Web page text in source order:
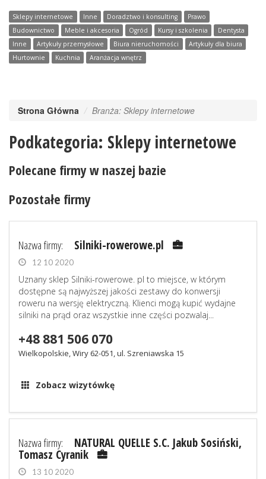
Sklepy internetowe Inne Doradztwo i konsulting
Prawo
Budownictwo
Meble i akcesoria Ogród Kursy i szkolenia
Dentysta
Inne
Artykuły przemysłowe Biura nieruchomości
Artykuły dla biura
Hurtownie
Kuchnia Aranżacja wnętrz
Strona Główna Branża: Sklepy internetowe
Podkategoria: Sklepy internetowe
Polecane firmy w naszej bazie
Pozostałe firmy
Nazwa firmy: Silniki-rowerowe.pl
12 10 2020
Uznany sklep Silniki-rowerowe. pl to miejsce, w którym
dostępne są najwyższej jakości zestawy do konwersji
roweru na wersję elektryczną. Klienci mogą kupić wydajne
silniki na prąd oraz wszystkie inne części pozwalaj...
+48 881 506 070
Wielkopolskie, Wiry 62-051, ul. Szreniawska 15
Zobacz wizytówkę
Nazwa firmy: NATURAL QUELLE S.C. Jakub Sosiński,
Tomasz Cyranik
13 10 2020